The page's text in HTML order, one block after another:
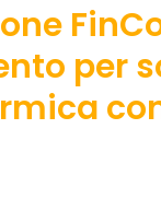
per